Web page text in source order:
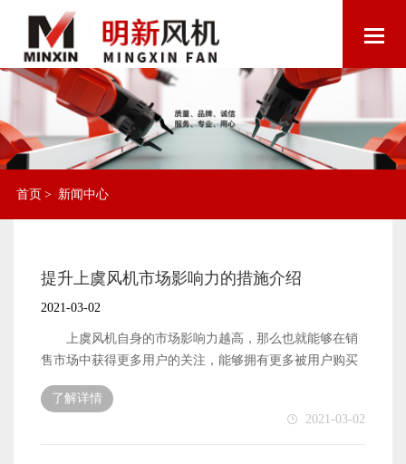
首页 > 新闻中心
提升上虞风机市场影响力的措施介绍
2021-03-02
上虞风机自身的市场影响力越高，那么也就能够在销
售市场中获得更多用户的关注，能够拥有更多被用户购买
的机会了。产品的销量提升，与产品自身的市场影响力还
是有比较大的关系的。作为风机设备的生产制作厂家，想
要自身能够销售出去更多的风机设备，也就需要厂家做好
了解详情
2021-03-02